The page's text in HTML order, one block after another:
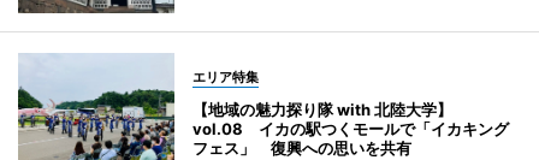
エリア特集
【地域の魅力探り隊 with 北陸大学】
vol.08 イカの駅つくモールで「イカキング
フェス」 復興への思いを共有